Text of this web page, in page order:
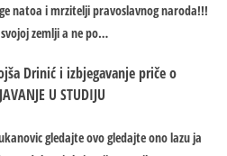
natoa i mrzitelji pravoslavnog naroda!!!
zemlji a ne po…
Drinić i izbjegavanje priče o
U STUDIJU
gledajte ovo gledajte ono lazu ja